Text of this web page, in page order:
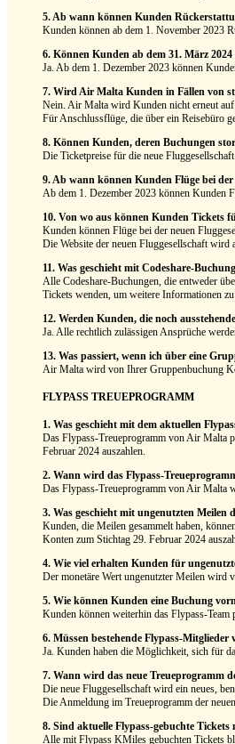
5. Ab wann können Kunden
Kunden können ab dem 1. November 2023
6. Können Kunden ab dem 31. März
Ja. Ab dem 1. Dezember 2023 können
7. Wird Air Malta Kunden in Fällen von
Nein. Air Malta wird Kunden nicht erneut
Für Anschlussflüge, die über ein Reisebüro
8. Können Kunden, deren Buchungen
Die Ticketpreise für die neue
9. Ab wann können Kunden Flüge bei
Ab dem 1. Dezember 2023 können Kunden
10. Von wo aus können Kunden Tickets
Kunden können Flüge bei der neuen
Die Website der neuen Fluggesellschaft wird
11. Was geschieht mit Codeshare-
Alle Codeshare-Buchungen, die entweder
Tickets wenden, um weitere Informationen zu
12. Werden Kunden, die noch
Ja. Alle rechtlich zulässigen Ansprüche
13. Was passiert, wenn ich über eine
Air Malta wird von Ihrer Gruppenbuchung
FLYPASS TREUEPROGRAMM
1. Was geschieht mit dem aktuellen
Das Flypass-Treueprogramm von Air Malta
Februar 2024 auszahlen.
2. Wann wird das Flypass-
Das Flypass-Treueprogramm von Air Malta
3. Was geschieht mit ungenutzten Meilen
Kunden, die Meilen gesammelt haben,
Konten zum Stichtag 29. Februar 2024
4. Wie viel erhalten Kunden für
Der monetäre Wert ungenutzter Meilen wird
5. Wie können Kunden eine Buchung
Kunden können weiterhin das Flypass-Team
6. Müssen bestehende Flypass-
Ja. Kunden haben die Möglichkeit, sich für
7. Wann wird das neue Treueprogramm
Die neue Fluggesellschaft wird ein neues,
Die Anmeldung im Treueprogramm der
8. Sind aktuelle Flypass-gebuchte Tickets
Alle mit Flypass KMiles gebuchten Tickets